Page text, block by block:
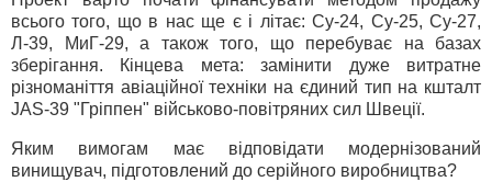
всього того, що в нас ще є і літає: Су-24, Су-25, Су-27,
Л-39, МиГ-29, а також того, що перебуває на базах
зберігання. Кінцева мета: замінити дуже витратне
різноманіття авіаційної техніки на єдиний тип на кшталт
JAS-39 "Гріппен" військово-повітряних сил Швеції.
Яким вимогам має відповідати модернізований
винищувач, підготовлений до серійного виробництва?